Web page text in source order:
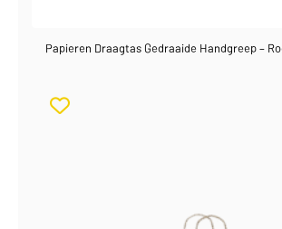
Papieren Draagtas Gedraaide Handgreep –